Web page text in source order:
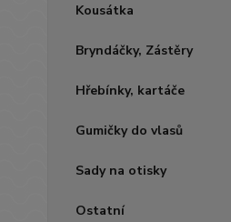
Kousátka
Bryndáčky, Zástěry
Hřebínky, kartáče
Gumičky do vlasů
Sady na otisky
Ostatní